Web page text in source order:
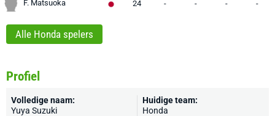
F. Matsuoka 24 - - - -
Alle Honda spelers
Profiel
Volledige naam:
Yuya Suzuki
Huidige team:
Honda